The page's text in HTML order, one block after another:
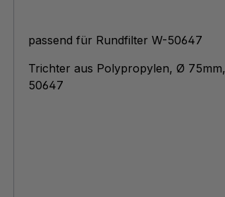
passend für Rundfilter W-50647
Trichter aus Polypropylen, Ø 75mm,
50647